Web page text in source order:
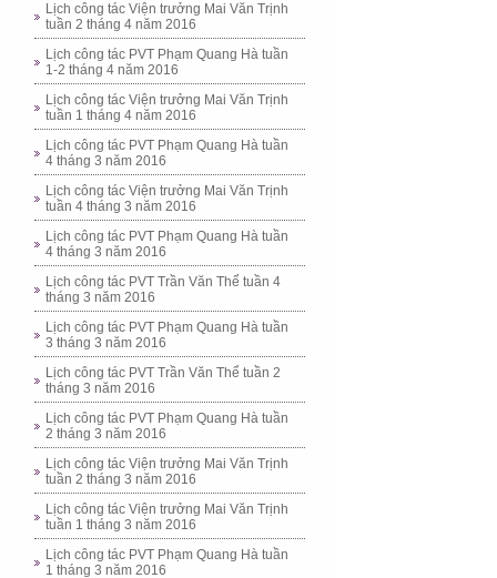
Lịch công tác Viện trưởng Mai Văn Trịnh
tuần 2 tháng 4 năm 2016
Lịch công tác PVT Phạm Quang Hà tuần
1-2 tháng 4 năm 2016
Lịch công tác Viện trưởng Mai Văn Trịnh
tuần 1 tháng 4 năm 2016
Lịch công tác PVT Phạm Quang Hà tuần
4 tháng 3 năm 2016
Lịch công tác Viện trưởng Mai Văn Trịnh
tuần 4 tháng 3 năm 2016
Lịch công tác PVT Phạm Quang Hà tuần
4 tháng 3 năm 2016
Lịch công tác PVT Trần Văn Thể tuần 4
tháng 3 năm 2016
Lịch công tác PVT Phạm Quang Hà tuần
3 tháng 3 năm 2016
Lịch công tác PVT Trần Văn Thể tuần 2
tháng 3 năm 2016
Lịch công tác PVT Phạm Quang Hà tuần
2 tháng 3 năm 2016
Lịch công tác Viện trưởng Mai Văn Trịnh
tuần 2 tháng 3 năm 2016
Lịch công tác Viện trưởng Mai Văn Trịnh
tuần 1 tháng 3 năm 2016
Lịch công tác PVT Phạm Quang Hà tuần
1 tháng 3 năm 2016